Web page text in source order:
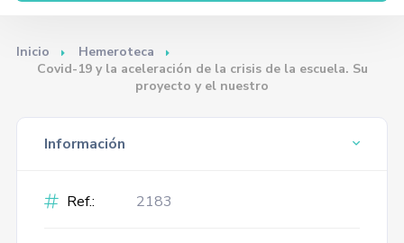
Inicio
Hemeroteca
Covid-19 y la aceleración de la crisis de la escuela. Su
proyecto y el nuestro
Información
Ref.: 2183